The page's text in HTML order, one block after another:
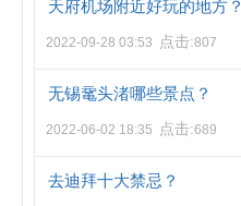
天府机场附近好玩的地方？
2022-09-28 03:53 点击:807
无锡鼋头渚哪些景点？
2022-06-02 18:35 点击:689
去迪拜十大禁忌？